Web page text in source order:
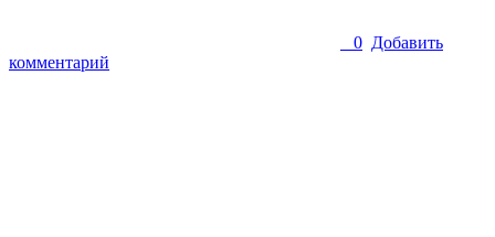
0 Добавить
комментарий